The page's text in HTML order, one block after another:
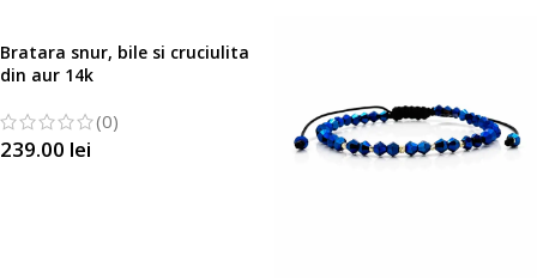
Bratara snur, bile si cruciulita
din aur 14k
(0)
239.00 lei